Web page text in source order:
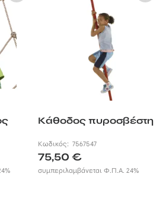
Κάθοδος πυροσβέστη
Κωδικός:7567547
75,50€
συμπεριλαμβάνεται Φ.Π.Α. 24%